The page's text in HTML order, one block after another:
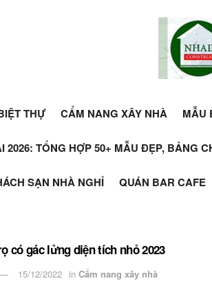
THỰ CẨM NANG XÂY NHÀ MẪU
2026: TỔNG HỢP 50+ MẪU ĐẸP, BẢNG
SẠN NHÀ NGHỈ QUÁN BAR CAFE
có gác lửng diện tích nhỏ 2023
15/12/2022 in Cẩm nang xây nhà